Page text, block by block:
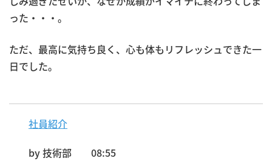
った・・・。
ただ、最高に気持ち良く、心も体もリフレッシュできた一
日でした。
社員紹介
by技術部 08:55